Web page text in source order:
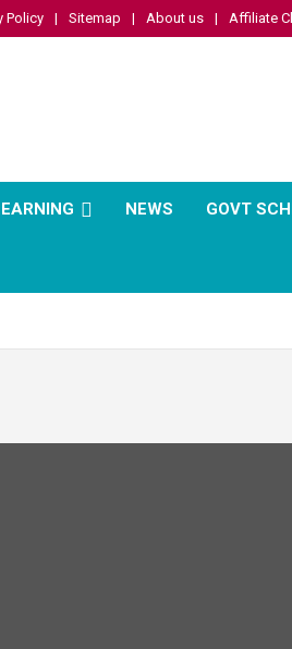
Policy Sitemap About us Affiliate
NEWS GOVT